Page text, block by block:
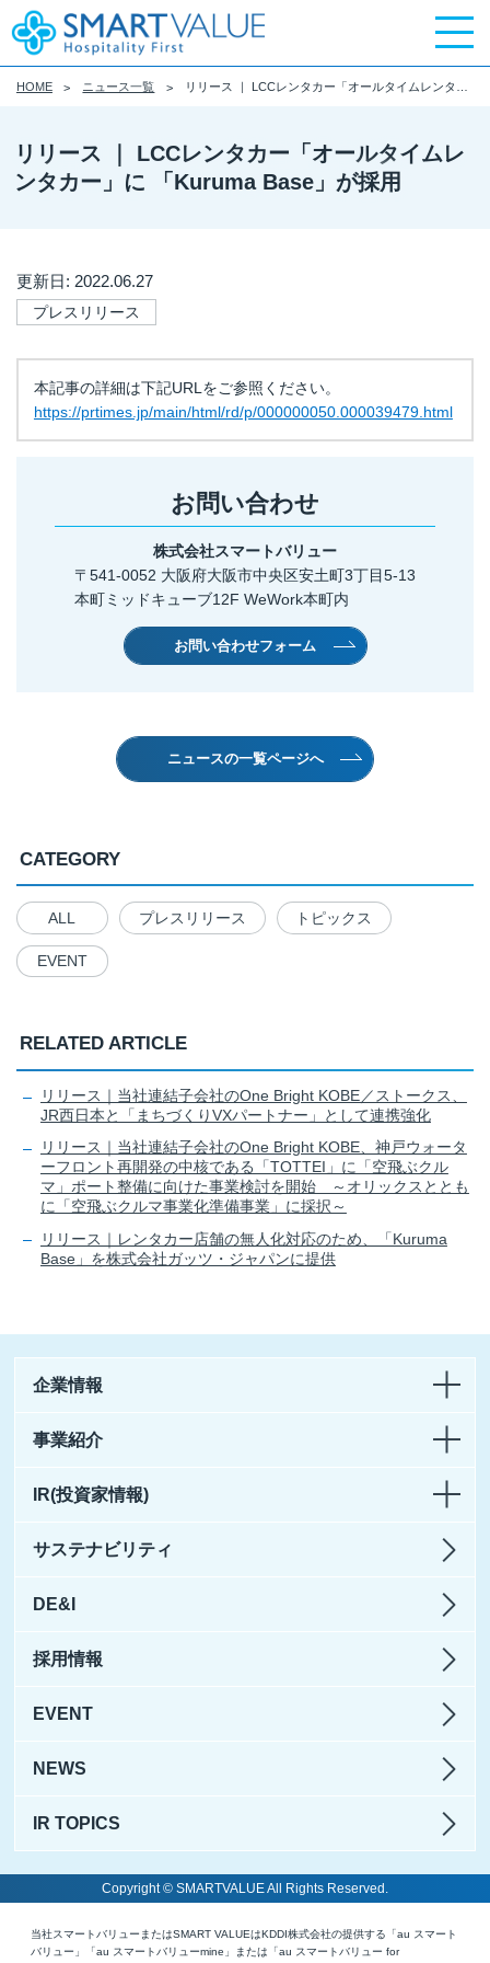
HOME ニュース一覧
リリース ｜ LCCレンタカー「オールタイムレ
ンタカー」に 「Kuruma Base」が採用
更新日: 2022.06.27
プレスリリース
本記事の詳細は下記URLをご参照ください。
https://prtimes.jp/main/html/rd/p/000000050.000039479.html
お問い合わせ
株式会社スマートバリュー
〒541-0052 大阪府大阪市中央区安土町3丁目5-13
本町ミッドキューブ12F WeWork本町内
お問い合わせフォーム
ニュースの一覧ページへ
CATEGORY
ALL プレスリリース トピックス
EVENT
RELATED ARTICLE
リリース｜当社連結子会社のOne Bright KOBE／ストークス、
JR西日本と「まちづくりVXパートナー」として連携強化
リリース｜当社連結子会社のOne Bright KOBE、神戸ウォータ
ーフロント再開発の中核である「TOTTEI」に「空飛ぶクル
マ」ポート整備に向けた事業検討を開始 ～オリックスととも
に「空飛ぶクルマ事業化準備事業」に採択～
リリース｜レンタカー店舗の無人化対応のため、「Kuruma
Base」を株式会社ガッツ・ジャパンに提供
企業情報
事業紹介
IR(投資家情報)
サステナビリティ
DE&I
採用情報
EVENT
NEWS
IR TOPICS
Copyright © SMARTVALUE All Rights Reserved.
当社スマートバリューまたはSMART VALUEはKDDI株式会社の提供する「au スマート
バリュー」「au スマートバリューmine」または「au スマートバリュー for